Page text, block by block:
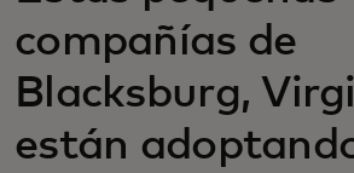
compañías de
Blacksburg,
están